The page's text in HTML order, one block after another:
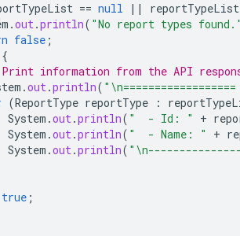
== null || reportTypeList
.out.println( "No report types
false ;
{
information from the API
.out.println(
(ReportType reportType :
System .out.println( "  - Id: " +
System .out.println( "  - Name: " +
System .out.println(
true ;